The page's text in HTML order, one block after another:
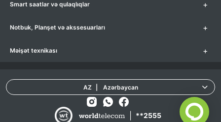
Smart saatlar və qulaqlıqlar +
Notbuk, Planşet və akssesuarları +
Məişət texnikası +
**2555
AZ Azərbaycan